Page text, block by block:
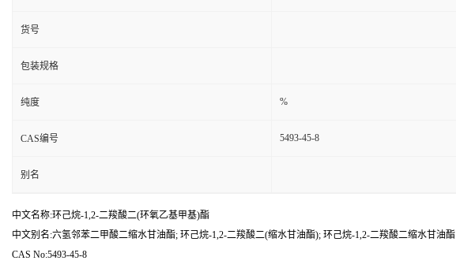
货号
包装规格
纯度 %
CAS编号 5493-45-8
别名
中文名称:环己烷-1,2-二羧酸二(环氧乙基甲基)酯
中文别名:六氢邻苯二甲酸二缩水甘油酯; 环己烷-1,2-二羧酸二(缩水甘油酯); 环己烷-1,2-二羧酸二缩水甘油酯
CAS No:5493-45-8